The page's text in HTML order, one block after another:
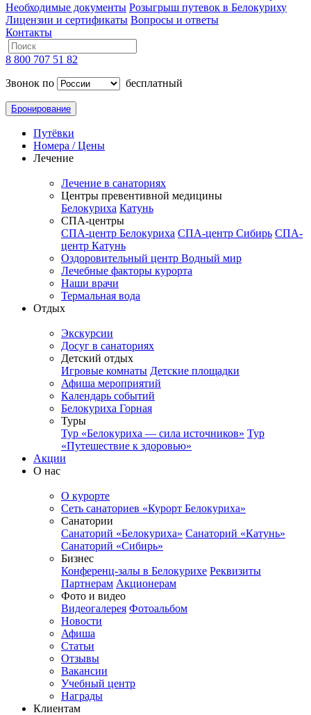
Необходимые документы Розыгрыш путевок в Белокуриху
Лицензии и сертификаты Вопросы и ответы
Контакты
8 800 707 51 82
Звонок по
бесплатный
Бронирование
Путёвки
Номера / Цены
Лечение
Лечение в санаториях
Центры превентивной медицины
Белокуриха Катунь
СПА-центры
СПА-центр Белокуриха СПА-центр Сибирь СПА-
центр Катунь
Оздоровительный центр Водный мир
Лечебные факторы курорта
Наши врачи
Термальная вода
Отдых
Экскурсии
Досуг в санаториях
Детский отдых
Игровые комнаты Детские площадки
Афиша мероприятий
Календарь событий
Белокуриха Горная
Туры
Тур «Белокуриха — сила источников» Тур
«Путешествие к здоровью»
Акции
О нас
О курорте
Сеть санаториев «Курорт Белокуриха»
Санатории
Санаторий «Белокуриха» Санаторий «Катунь»
Санаторий «Сибирь»
Бизнес
Конференц-залы в Белокурихе Реквизиты
Партнерам Акционерам
Фото и видео
Видеогалерея Фотоальбом
Новости
Афиша
Статьи
Отзывы
Вакансии
Учебный центр
Награды
Клиентам